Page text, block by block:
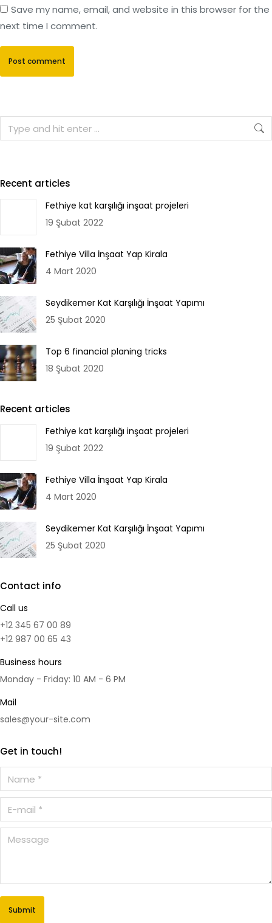
Save my name, email, and website in this browser for the
next time I comment.
Post comment
Recent articles
Fethiye kat karşılığı inşaat projeleri
19 Şubat 2022
Fethiye Villa İnşaat Yap Kirala
4 Mart 2020
Seydikemer Kat Karşılığı İnşaat Yapımı
25 Şubat 2020
Top 6 financial planing tricks
18 Şubat 2020
Recent articles
Fethiye kat karşılığı inşaat projeleri
19 Şubat 2022
Fethiye Villa İnşaat Yap Kirala
4 Mart 2020
Seydikemer Kat Karşılığı İnşaat Yapımı
25 Şubat 2020
Contact info
Call us
+12 345 67 00 89
+12 987 00 65 43
Business hours
Monday - Friday: 10 AM - 6 PM
Mail
sales@your-site.com
Get in touch!
Name *
E-mail *
Message
Submit